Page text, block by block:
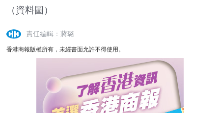
（資料圖）
責任編輯：蔣璐
香港商報版權所有，未經書面允許不得使用。